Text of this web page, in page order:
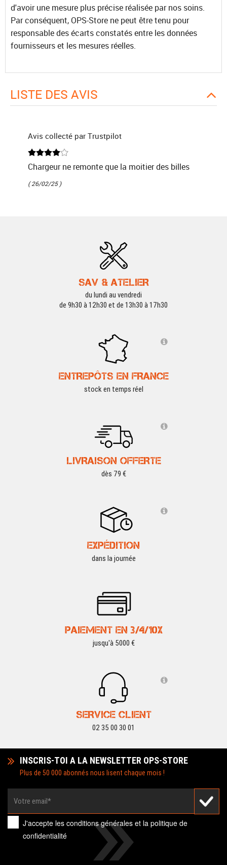
d'avoir une mesure plus précise réalisée par nos soins.
Par conséquent, OPS-Store ne peut être tenu pour
responsable des écarts constatés entre les données
fournisseurs et les mesures réelles.
LISTE DES AVIS
Avis collecté par Trustpilot
Chargeur ne remonte que la moitier des billes
( 26/02/25 )
SAV & ATELIER
du lundi au vendredi
de 9h30 à 12h30 et de 13h30 à 17h30
ENTREPÔTS EN FRANCE
stock en temps réel
LIVRAISON OFFERTE
dès 79 €
EXPÉDITION
dans la journée
PAIEMENT EN 3/4/10X
jusqu'à 5000 €
SERVICE CLIENT
02 35 00 30 01
INSCRIS-TOI A LA NEWSLETTER OPS-STORE
Plus de 50 000 abonnés nous lisent chaque mois !
J'accepte lesconditions générales et lapolitique de
confidentialité